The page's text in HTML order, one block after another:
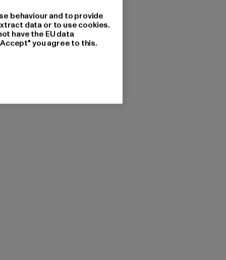
behaviour and to provide
data or to use cookies.
have the EU data
you agree to this.